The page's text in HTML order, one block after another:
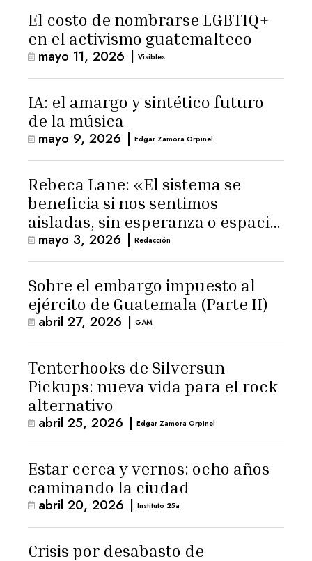
El costo de nombrarse LGBTIQ+
en el activismo guatemalteco
mayo 11, 2026 | Visibles
IA: el amargo y sintético futuro
de la música
mayo 9, 2026 | Edgar Zamora Orpinel
Rebeca Lane: «El sistema se
beneficia si nos sentimos
aisladas, sin esperanza o espacio
para la ternura»
mayo 3, 2026 | Redacción
Sobre el embargo impuesto al
ejército de Guatemala (Parte II)
abril 27, 2026 | GAM
Tenterhooks de Silversun
Pickups: nueva vida para el rock
alternativo
abril 25, 2026 | Edgar Zamora Orpinel
Estar cerca y vernos: ocho años
caminando la ciudad
abril 20, 2026 | Instituto 25a
Crisis por desabasto de